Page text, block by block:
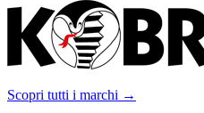
Scopri tutti i marchi →